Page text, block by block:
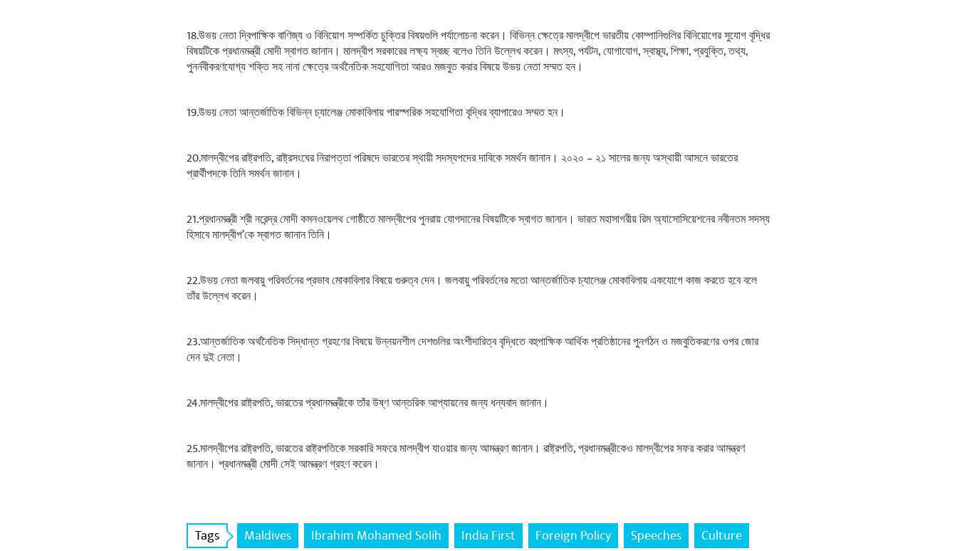
18.উভয় নেতা দ্বিপাক্ষিক বাণিজ্য ও বিনিয়োগ সম্পর্কিত চুক্তির বিষয়গুলি পর্যালোচনা করেন। বিভিন্ন ক্ষেত্রে মালদ্বীপে ভারতীয় কোম্পানিগুলির বিনিয়োগের সুযোগ বৃদ্ধির
বিষয়টিকে প্রধানমন্ত্রী মোদী স্বাগত জানান। মালদ্বীপ সরকারের লক্ষ্য স্বচ্ছ বলেও তিনি উল্লেখ করেন। মৎস্য, পর্যটন, যোগাযোগ, স্বাস্থ্য, শিক্ষা, প্রযুক্তি, তথ্য,
পুনর্নবীকরণযোগ্য শক্তি সহ নানা ক্ষেত্রে অর্থনৈতিক সহযোগিতা আরও মজবুত করার বিষয়ে উভয় নেতা সম্মত হন।
19.উভয় নেতা আন্তর্জাতিক বিভিন্ন চ্যালেঞ্জ মোকাবিলায় পারস্পরিক সহযোগিতা বৃদ্ধির ব্যাপারেও সম্মত হন।
20.মালদ্বীপের রাষ্ট্রপতি, রাষ্ট্রসংঘের নিরাপত্তা পরিষদে ভারতের স্থায়ী সদস্যপদের দাবিকে সমর্থন জানান। ২০২০ – ২১ সালের জন্য অস্থায়ী আসনে ভারতের
প্রার্থীপদকে তিনি সমর্থন জানান।
21.প্রধানমন্ত্রী শ্রী নরেন্দ্র মোদী কমনওয়েলথ গোষ্ঠীতে মালদ্বীপের পুনরায় যোগদানের বিষয়টিকে স্বাগত জানান। ভারত মহাসাগরীয় রিম অ্যাসোসিয়েশনের নবীনতম সদস্য
হিসাবে মালদ্বীপ’কে স্বাগত জানান তিনি।
22.উভয় নেতা জলবায়ু পরিবর্তনের প্রভাব মোকাবিলার বিষয়ে গুরুত্ব দেন। জলবায়ু পরিবর্তনের মতো আন্তর্জাতিক চ্যালেঞ্জ মোকাবিলায় একযোগে কাজ করতে হবে বলে
তাঁর উল্লেখ করেন।
23.আন্তর্জাতিক অর্থনৈতিক সিদ্ধান্ত গ্রহণের বিষয়ে উন্নয়নশীল দেশগুলির অংশীদারিত্ব বৃদ্ধিতে বহুপাক্ষিক আর্থিক প্রতিষ্ঠানের পুনর্গঠন ও মজবুতিকরণের ওপর জোর
দেন দুই নেতা।
24.মালদ্বীপের রাষ্ট্রপতি, ভারতের প্রধানমন্ত্রীকে তাঁর উষ্ণ আন্তরিক আপ্যায়নের জন্য ধন্যবাদ জানান।
25.মালদ্বীপের রাষ্ট্রপতি, ভারতের রাষ্ট্রপতিকে সরকারি সফরে মালদ্বীপ যাওয়ার জন্য আমন্ত্রণ জানান। রাষ্ট্রপতি, প্রধানমন্ত্রীকেও মালদ্বীপের সফর করার আমন্ত্রণ
জানান। প্রধানমন্ত্রী মোদী সেই আমন্ত্রণ গ্রহণ করেন।
Tags Maldives Ibrahim Mohamed Solih India First Foreign Policy Speeches
Culture